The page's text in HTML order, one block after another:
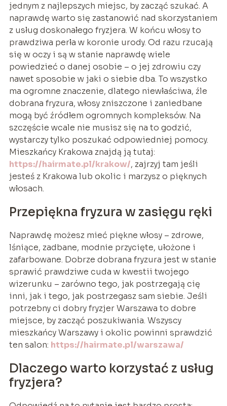
jednym z najlepszych miejsc, by zacząć szukać. A
naprawdę warto się zastanowić nad skorzystaniem
z usług doskonałego fryzjera. W końcu włosy to
prawdziwa perła w koronie urody. Od razu rzucają
się w oczy i są w stanie naprawdę wiele
powiedzieć o danej osobie – o jej zdrowiu czy
nawet sposobie w jaki o siebie dba. To wszystko
ma ogromne znaczenie, dlatego niewłaściwa, źle
dobrana fryzura, włosy zniszczone i zaniedbane
mogą być źródłem ogromnych kompleksów. Na
szczęście wcale nie musisz się na to godzić,
wystarczy tylko poszukać odpowiedniej pomocy.
Mieszkańcy Krakowa znajdą ją tutaj:
https://hairmate.pl/krakow/, zajrzyj tam jeśli
jesteś z Krakowa lub okolic i marzysz o pięknych
włosach.
Przepiękna fryzura w zasięgu ręki
Naprawdę możesz mieć piękne włosy – zdrowe,
lśniące, zadbane, modnie przycięte, ułożone i
zafarbowane. Dobrze dobrana fryzura jest w stanie
sprawić prawdziwe cuda w kwestii twojego
wizerunku – zarówno tego, jak postrzegają cię
inni, jak i tego, jak postrzegasz sam siebie. Jeśli
potrzebny ci dobry fryzjer Warszawa to dobre
miejsce, by zacząć poszukiwania. Wszyscy
mieszkańcy Warszawy i okolic powinni sprawdzić
ten salon: https://hairmate.pl/warszawa/
Dlaczego warto korzystać z usług
fryzjera?